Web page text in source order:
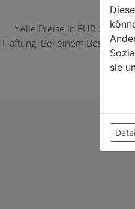
*Alle Preise in EUR zzgl.
Haftung. Bei einem
sie